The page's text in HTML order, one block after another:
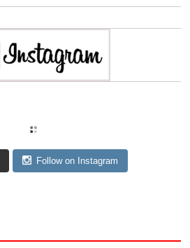
Follow on Instagram